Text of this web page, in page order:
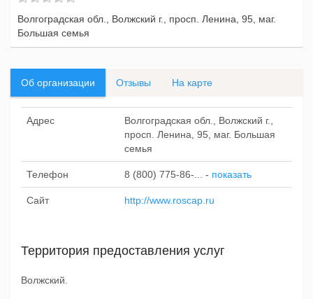
Волгоградская обл., Волжский г., просп. Ленина, 95, маг.
Большая семья
Об организации Отзывы На карте
Адрес
Волгоградская обл., Волжский г.,
просп. Ленина, 95, маг. Большая
семья
Телефон 8 (800) 775-86-... - показать
Сайт http://www.roscap.ru
Территория предоставления услуг
Волжский.